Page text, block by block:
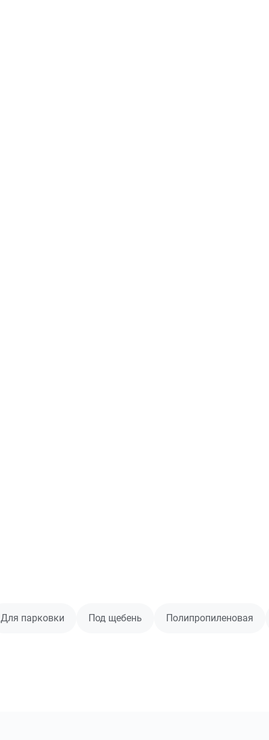
Для парковки Под щебень Полипропиленовая